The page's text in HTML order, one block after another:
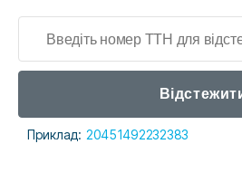
Приклад: 20451492232383